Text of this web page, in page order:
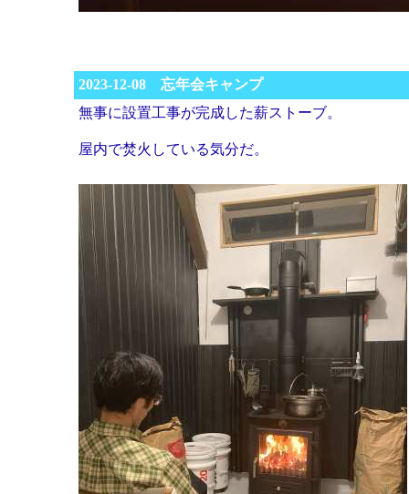
2023-12-08 忘年会キャンプ
無事に設置工事が完成した薪ストーブ。
屋内で焚火している気分だ。